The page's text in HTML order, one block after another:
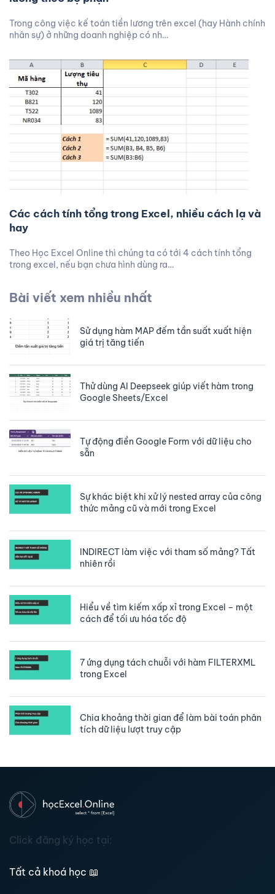
Trong công việc kế toán tiền lương trên excel (hay Hành chính
nhân sự) ở những doanh nghiệp có nh…
Các cách tính tổng trong Excel, nhiều cách lạ và
hay
Theo Học Excel Online thì chúng ta có tới 4 cách tính tổng
trong excel, nếu bạn chưa hình dùng ra…
Bài viết xem nhiều nhất
Sử dụng hàm MAP đếm tần suất xuất hiện
giá trị tăng tiến
Thử dùng AI Deepseek giúp viết hàm trong
Google Sheets/Excel
Tự động điền Google Form với dữ liệu cho
sẵn
Sự khác biệt khi xử lý nested array của công
thức mảng cũ và mới trong Excel
INDIRECT làm việc với tham số mảng? Tất
nhiên rồi
Hiểu về tìm kiếm xấp xỉ trong Excel – một
cách để tối ưu hóa tốc độ
7 ứng dụng tách chuỗi với hàm FILTERXML
trong Excel
Chia khoảng thời gian để làm bài toán phân
tích dữ liệu lượt truy cập
Click đăng ký học tại:
Tất cả khoá học 📖